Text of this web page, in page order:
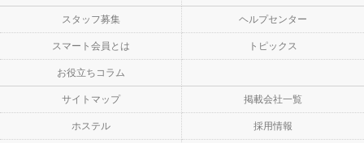
スタッフ募集 ヘルプセンター
スマート会員とは トピックス
お役立ちコラム
サイトマップ 掲載会社一覧
ホステル 採用情報